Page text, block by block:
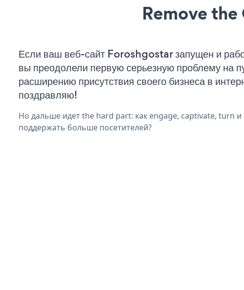
Remove
Если ваш веб-сайт Foroshgostar запущен и
вы преодолели первую серьезную проблему на
расширению присутствия своего бизнеса в
поздравляю!
Но дальше идет the hard part: как engage, captivate, turn и
поддержать больше посетителей?